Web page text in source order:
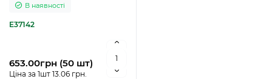
В наявності
E37142
653.00грн (50 шт)
Ціна за 1шт 13.06 грн.